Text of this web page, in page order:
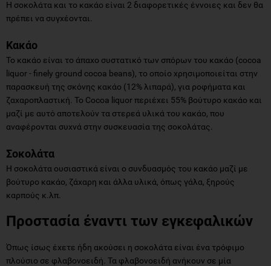
Η σοκολάτα και το κακάο είναι 2 διαφορετικές έννοιες και δεν θα
πρέπει να συγχέονται.
Κακάο
Το κακάο είναι το άπαχο συστατικό των σπόρων του κακάο (cocoa
liquor - finely ground cocoa beans), το οποίο χρησιμοποιείται στην
παρασκευή της σκόνης κακάο (12% λιπαρά), για ροφήματα και
ζαχαροπλαστική. Το Cocoa liquor περιέχει 55% βούτυρο κακάο και
μαζί με αυτό αποτελούν τα στερεά υλικά του κακάο, που
αναφέρονται συχνά στην συσκευασία της σοκολάτας.
Σοκολάτα
Η σοκολάτα ουσιαστικά είναι ο συνδυασμός του κακάο μαζί με
βούτυρο κακάο, ζάχαρη και άλλα υλικά, όπως γάλα, ξηρούς
καρπούς κ.λπ.
Προστασία έναντι των εγκεφαλικών
Όπως ίσως έχετε ήδη ακούσει η σοκολάτα είναι ένα τρόφιμο
πλούσιο σε φλαβονοειδή. Τα φλαβονοειδή ανήκουν σε μία